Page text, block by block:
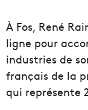
À Fos, René
ligne pour
industries de
français de la
qui représente